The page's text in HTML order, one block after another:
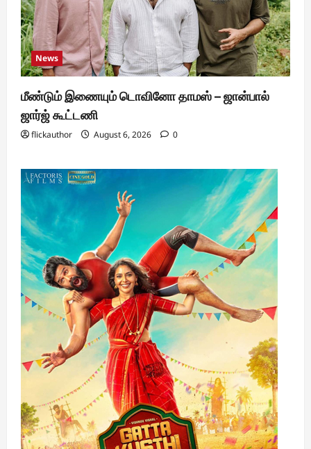
News
மீண்டும் இணையும் டொவினோ தாமஸ் – ஜான்பால்
ஜார்ஜ் கூட்டணி
flickauthor August 6, 2026 0